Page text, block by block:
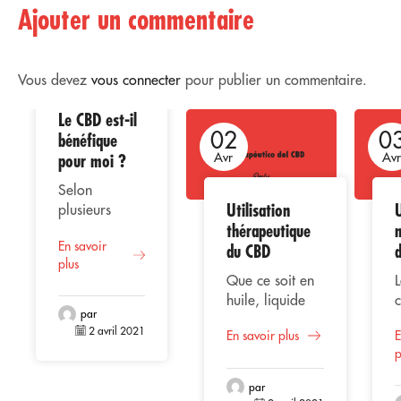
Ajouter un commentaire
Vous devez vous connecter pour publier un commentaire.
02
Avr
Le CBD est-il
bénéfique
pour moi ?
Selon
plusieurs
consommation
de CBD ou
représente
une
En savoir
plus
par
2 avril 2021
02
Avr
Utilisation
thérapeutique
du CBD
Que ce soit en
huile, liquide
extrait ou
(Cannabidiol)
En savoir plus
par
Avr